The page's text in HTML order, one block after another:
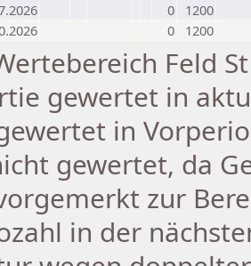
0
1200
0 1200
Feld
gewertet in
in
gewertet, da
zur
in der